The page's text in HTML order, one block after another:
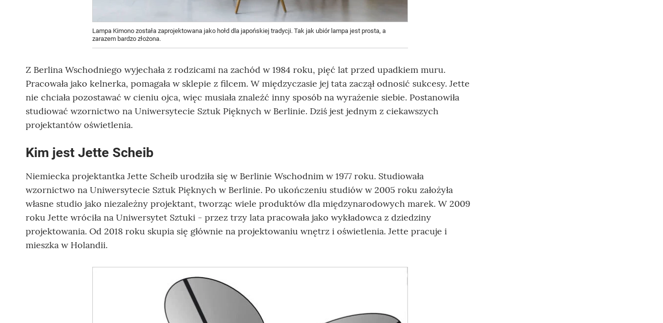
Lampa Kimono została zaprojektowana jako hołd dla japońskiej tradycji. Tak jak ubiór lampa jest prosta, a
zarazem bardzo złożona.
Z Berlina Wschodniego wyjechała z rodzicami na zachód w 1984 roku, pięć lat przed upadkiem muru.
Pracowała jako kelnerka, pomagała w sklepie z filcem. W międzyczasie jej tata zaczął odnosić sukcesy. Jette
nie chciała pozostawać w cieniu ojca, więc musiała znaleźć inny sposób na wyrażenie siebie. Postanowiła
studiować wzornictwo na Uniwersytecie Sztuk Pięknych w Berlinie. Dziś jest jednym z ciekawszych
projektantów oświetlenia.
Kim jest Jette Scheib
Niemiecka projektantka Jette Scheib urodziła się w Berlinie Wschodnim w 1977 roku. Studiowała
wzornictwo na Uniwersytecie Sztuk Pięknych w Berlinie. Po ukończeniu studiów w 2005 roku założyła
własne studio jako niezależny projektant, tworząc wiele produktów dla międzynarodowych marek. W 2009
roku Jette wróciła na Uniwersytet Sztuki - przez trzy lata pracowała jako wykładowca z dziedziny
projektowania. Od 2018 roku skupia się głównie na projektowaniu wnętrz i oświetlenia. Jette pracuje i
mieszka w Holandii.